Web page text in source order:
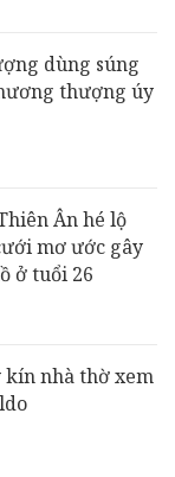
dùng súng
thượng úy
Ân hé lộ
mơ ước gây
ở tuổi 26
nhà thờ xem